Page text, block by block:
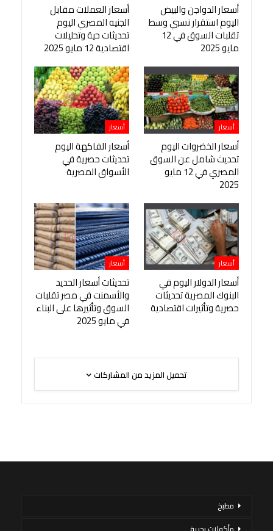
أسعار الدواجن والبيض
اليوم استقرار نسبي وسط
تقلبات السوق في 12
مايو 2025
أسعار العملات مقابل
الجنيه المصري اليوم
تحديثات حية وتحليلات
اقتصادية 12 مايو 2025
أسعار
أسعار الخضروات اليوم
تحديث شامل عن السوق
المصري في 12 مايو
2025
أسعار
أسعار الفاكهة اليوم
تحديثات حصرية في
الأسواق المصرية
أسعار
أسعار الدولار اليوم في
البنوك المصرية تحديثات
حصرية وتأثيرات اقتصادية
أسعار
تحديثات أسعار الحديد
والأسمنت في مصر تقلبات
السوق وتأثيرها على البناء
في مايو 2025
تحميل المزيد من المشاركات
مطبخ